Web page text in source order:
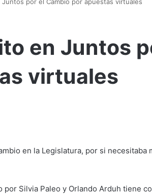
en Juntos
virtuales
en la Legislatura, por si necesitaba
Silvia Paleo y Orlando Arduh tiene